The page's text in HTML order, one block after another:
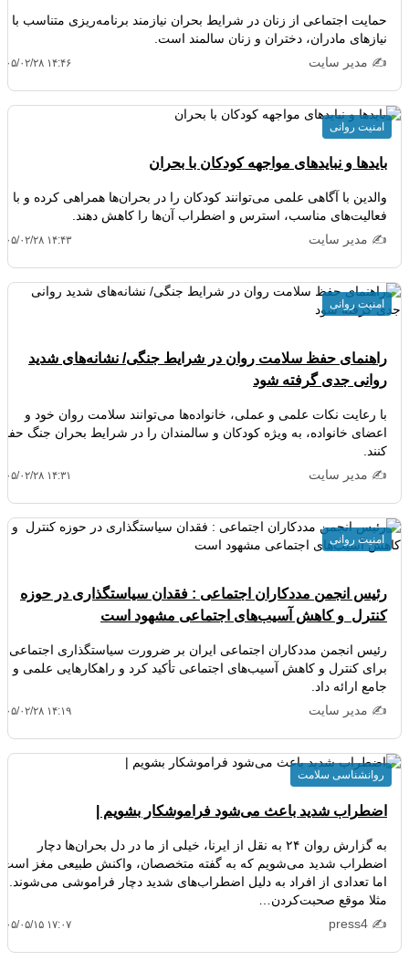
حمایت اجتماعی از زنان در شرایط بحران نیازمند برنامه‌ریزی متناسب با
نیازهای مادران، دختران و زنان سالمند است.
✍️ مدیر سایت ۱۴۰۵/۰۲/۲۸
بایدها و نبایدهای مواجهه کودکان با بحران
والدین با آگاهی علمی می‌توانند کودکان را در بحران‌ها همراهی کرده و با
فعالیت‌های مناسب، استرس و اضطراب آن‌ها را کاهش دهند.
✍️ مدیر سایت ۱۴۰۵/۰۲/۲۸
امنیت روانی
راهنمای حفظ سلامت روان در شرایط جنگی/ نشانه‌های شدید
روانی جدی گرفته شود
با رعایت نکات علمی و عملی، خانواده‌ها می‌توانند سلامت روان خود و
اعضای خانواده، به ویژه کودکان و سالمندان را در شرایط بحران جنگ
کنند.
✍️ مدیر سایت ۱۴۰۵/۰۲/۲۸
امنیت روانی
رئیس انجمن مددکاران اجتماعی : فقدان سیاستگذاری در حوزه
کنترل و کاهش آسیب‌های اجتماعی مشهود است
رئیس انجمن مددکاران اجتماعی ایران بر ضرورت سیاستگذاری اجتماعی
برای کنترل و کاهش آسیب‌های اجتماعی تأکید کرد و راهکارهایی علمی و
جامع ارائه داد.
✍️ مدیر سایت ۱۴۰۵/۰۲/۲۸
امنیت روانی
اضطراب شدید باعث می‌شود فراموشکار بشویم |
به گزارش روان ۲۴ به نقل از ایرنا، خیلی از ما در دل بحران‌ها دچار
اضطراب شدید می‌شویم که به گفته متخصصان، واکنش طبیعی مغز
اما تعدادی از افراد به دلیل اضطراب‌های شدید دچار فراموشی می‌شوند.
مثلا موقع صحبت‌کردن…
✍️ press4 ۱۴۰۵/۰۵/۱۵
روانشناسی سلامت